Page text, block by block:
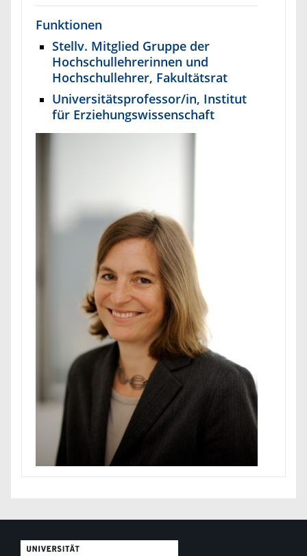
Funktionen
Stellv. Mitglied Gruppe der
Hochschullehrerinnen und
Hochschullehrer, Fakultätsrat
Universitätsprofessor/in, Institut
für Erziehungswissenschaft